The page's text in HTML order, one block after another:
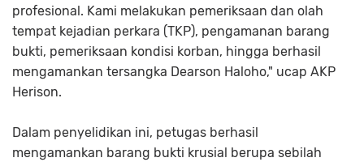
profesional. Kami melakukan pemeriksaan dan olah
tempat kejadian perkara (TKP), pengamanan barang
bukti, pemeriksaan kondisi korban, hingga berhasil
mengamankan tersangka Dearson Haloho," ucap AKP
Herison.
Dalam penyelidikan ini, petugas berhasil
mengamankan barang bukti krusial berupa sebilah